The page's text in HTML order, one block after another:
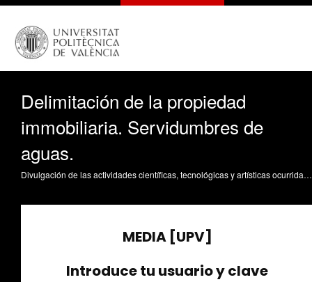
Delimitación de la propiedad
immobiliaria. Servidumbres de
aguas.
Divulgación de las actividades científicas, tecnológicas y artísticas ocurridas en los tres campus de la UPV